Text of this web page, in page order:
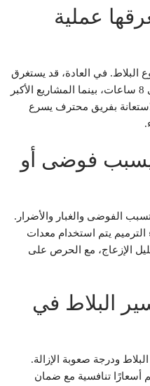
عملية
البلاط. في العادة، قد يستغرق
تكسير بلاط غرفة متوسطة من 4 إلى 8 ساعات، بينما المشاريع الأكبر
بفريق محترف يسرع
يسبب فوضى أو
الفوضى والغبار والأضرار.
يتم استخدام معدات
الإزعاج، مع الحرص على
البلاط في
ودرجة صعوبة الإزالة.
أسعارًا تنافسية مع ضمان